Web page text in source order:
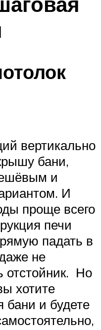
вертикально
бани,
и
И
проще всего
печи
падать в
не
отстойник. Но
хотите
бани и будете